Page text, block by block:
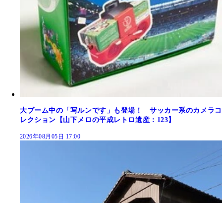
大ブーム中の「写ルンです」も登場！ サッカー系のカメラコ
レクション【山下メロの平成レトロ遺産：123】
2026年08月05日 17:00